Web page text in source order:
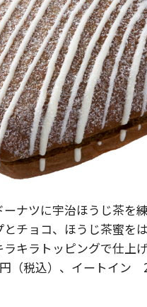
ナツに宇治ほうじ茶を
チョコ、ほうじ茶蜜を
キラトッピングで仕上げ
（税込）、イートイン